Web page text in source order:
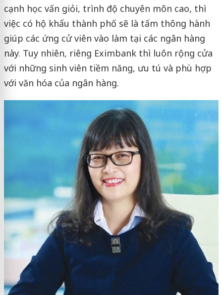
cạnh học vấn giỏi, trình độ chuyên môn cao, thì
việc có hộ khẩu thành phố sẽ là tấm thông hành
giúp các ứng cử viên vào làm tại các ngân hàng
này. Tuy nhiên, riêng Eximbank thì luôn rộng cửa
với những sinh viên tiềm năng, ưu tú và phù hợp
với văn hóa của ngân hàng.